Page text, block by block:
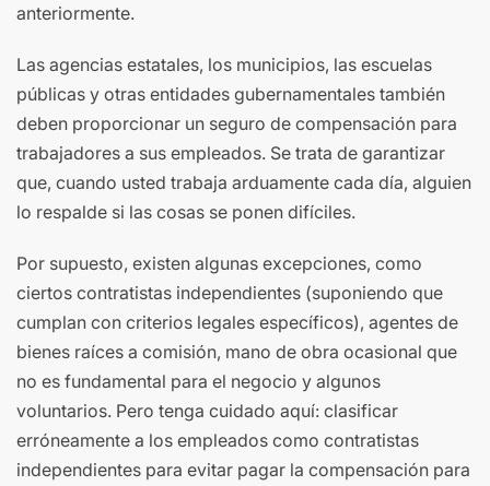
anteriormente.
Las agencias estatales, los municipios, las escuelas
públicas y otras entidades gubernamentales también
deben proporcionar un seguro de compensación para
trabajadores a sus empleados. Se trata de garantizar
que, cuando usted trabaja arduamente cada día, alguien
lo respalde si las cosas se ponen difíciles.
Por supuesto, existen algunas excepciones, como
ciertos contratistas independientes (suponiendo que
cumplan con criterios legales específicos), agentes de
bienes raíces a comisión, mano de obra ocasional que
no es fundamental para el negocio y algunos
voluntarios. Pero tenga cuidado aquí: clasificar
erróneamente a los empleados como contratistas
independientes para evitar pagar la compensación para